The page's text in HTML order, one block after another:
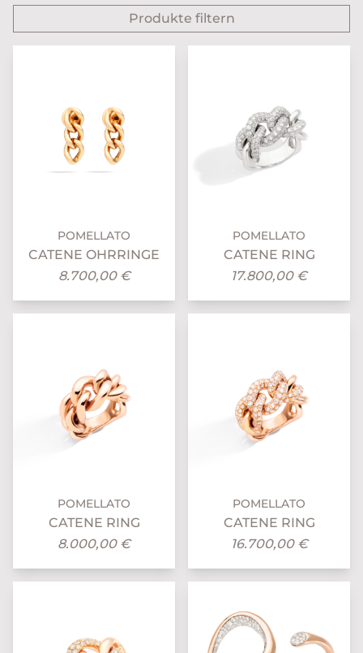
Produkte filtern
POMELLATO
CATENE OHRRINGE
8.700,00 €
POMELLATO
CATENE RING
17.800,00 €
POMELLATO
CATENE RING
8.000,00 €
POMELLATO
CATENE RING
16.700,00 €